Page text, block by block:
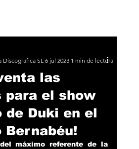
las
para el show
Duki en el
Bernabéu!
Discografica SL 6 jul 2023 1 min de lectura
máximo referente de la